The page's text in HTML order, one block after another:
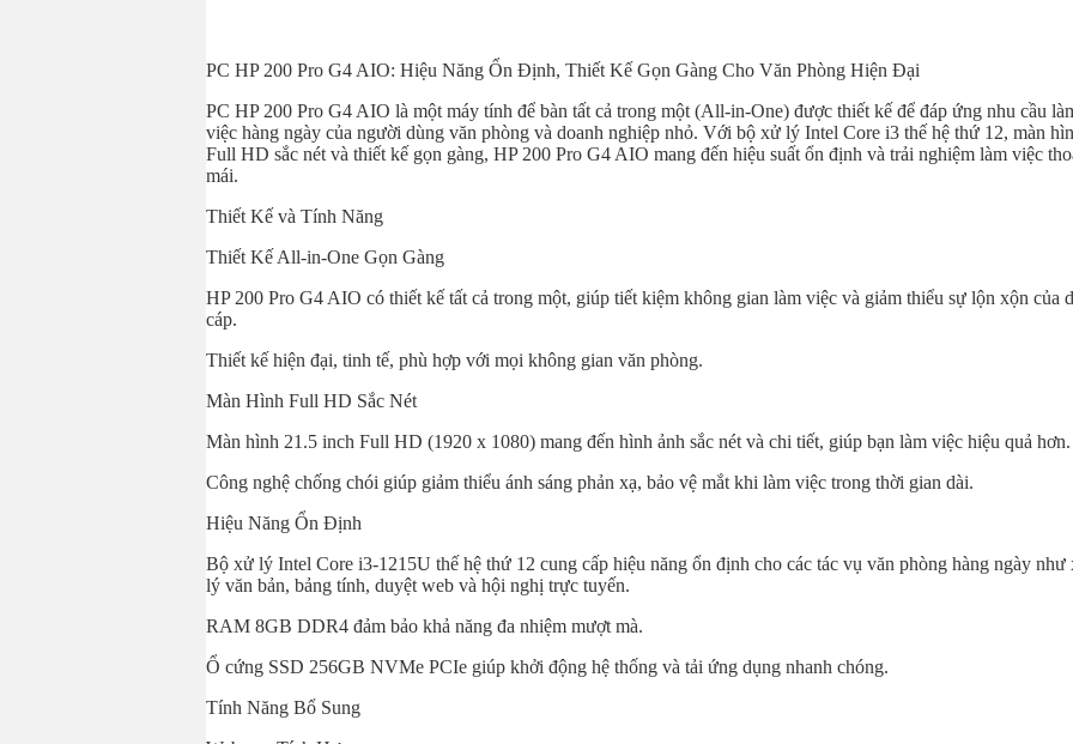
PC HP 200 Pro G4 AIO: Hiệu Năng Ổn Định, Thiết Kế Gọn Gàng Cho Văn Phòng Hiện Đại
PC HP 200 Pro G4 AIO là một máy tính để bàn tất cả trong một (All-in-One) được thiết kế để đáp ứng nhu cầu
việc hàng ngày của người dùng văn phòng và doanh nghiệp nhỏ. Với bộ xử lý Intel Core i3 thế hệ thứ 12, màn
Full HD sắc nét và thiết kế gọn gàng, HP 200 Pro G4 AIO mang đến hiệu suất ổn định và trải nghiệm làm việc
mái.
Thiết Kế và Tính Năng
Thiết Kế All-in-One Gọn Gàng
HP 200 Pro G4 AIO có thiết kế tất cả trong một, giúp tiết kiệm không gian làm việc và giảm thiểu sự lộn xộn của
cáp.
Thiết kế hiện đại, tinh tế, phù hợp với mọi không gian văn phòng.
Màn Hình Full HD Sắc Nét
Màn hình 21.5 inch Full HD (1920 x 1080) mang đến hình ảnh sắc nét và chi tiết, giúp bạn làm việc hiệu quả hơn.
Công nghệ chống chói giúp giảm thiểu ánh sáng phản xạ, bảo vệ mắt khi làm việc trong thời gian dài.
Hiệu Năng Ổn Định
Bộ xử lý Intel Core i3-1215U thế hệ thứ 12 cung cấp hiệu năng ổn định cho các tác vụ văn phòng hàng ngày như
lý văn bản, bảng tính, duyệt web và hội nghị trực tuyến.
RAM 8GB DDR4 đảm bảo khả năng đa nhiệm mượt mà.
Ổ cứng SSD 256GB NVMe PCIe giúp khởi động hệ thống và tải ứng dụng nhanh chóng.
Tính Năng Bổ Sung